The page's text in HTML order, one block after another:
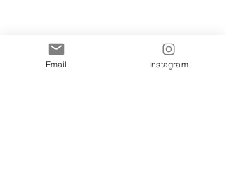
Email Instagram